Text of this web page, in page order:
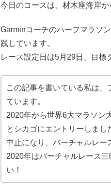
今日のコースは、材木座海岸
Garminコーチのハーフマラソ
践しています。
レース設定日は5月29日、目標
この記事を書いている私は
ています。
2020年から世界6大マラソン
とシカゴにエントリーしま
中止になり、バーチャルレー
2020年はバーチャルレース
い！